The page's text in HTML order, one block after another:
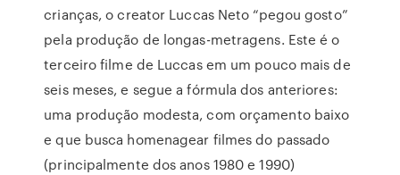
crianças, o creator Luccas Neto “pegou gosto”
pela produção de longas-metragens. Este é o
terceiro filme de Luccas em um pouco mais de
seis meses, e segue a fórmula dos anteriores:
uma produção modesta, com orçamento baixo
e que busca homenagear filmes do passado
(principalmente dos anos 1980 e 1990)